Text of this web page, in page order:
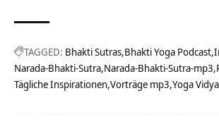
TAGGED: Bhakti Sutras Bhakti Yoga Podcast
Narada-Bhakti-Sutra Narada-Bhakti-Sutra-mp3
Tägliche Inspirationen Vorträge mp3 Yoga Vidya